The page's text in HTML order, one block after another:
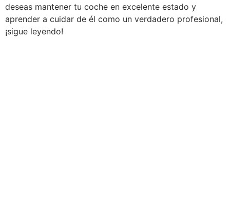
deseas mantener tu coche en excelente estado y
aprender a cuidar de él como un verdadero profesional,
¡sigue leyendo!